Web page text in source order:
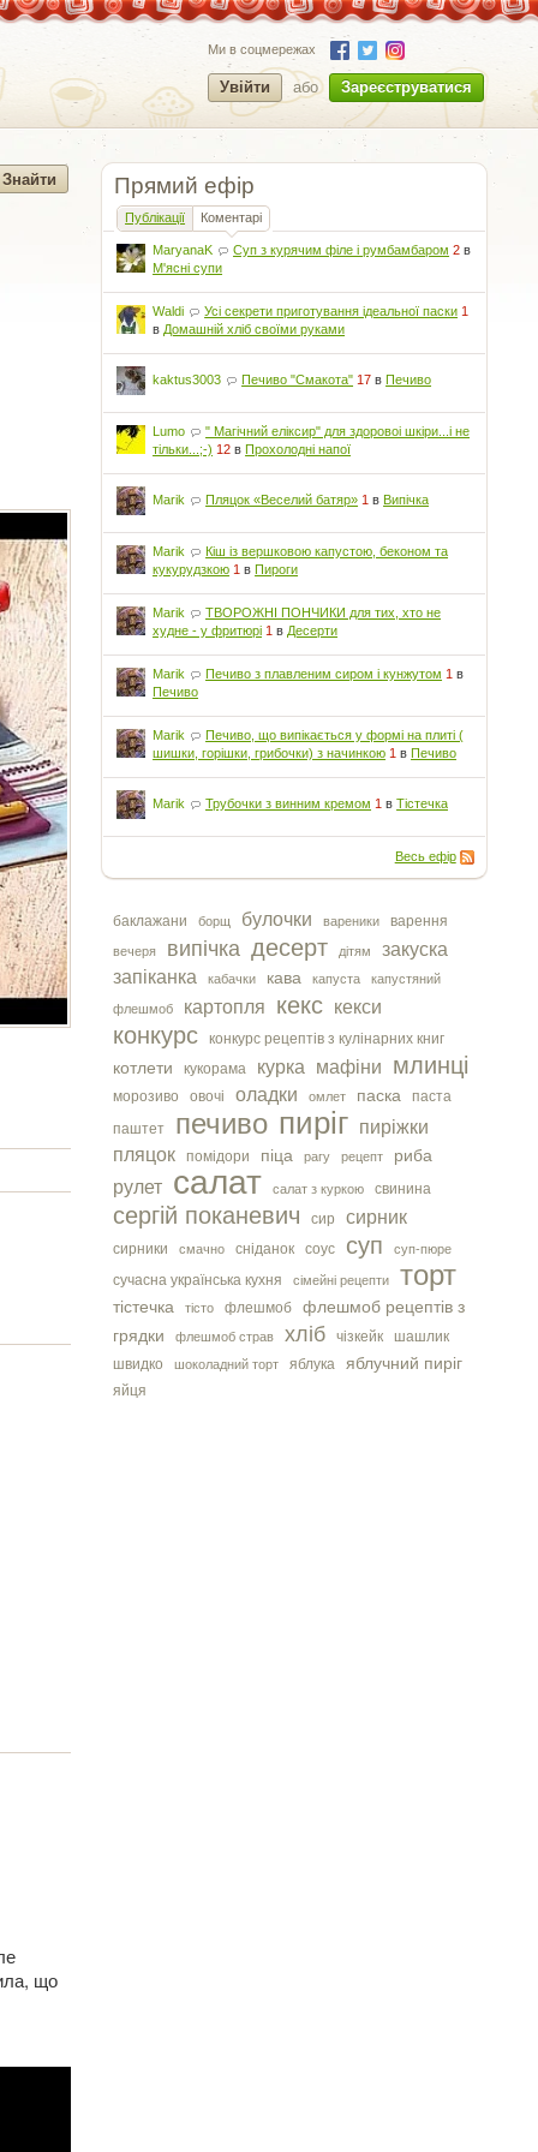
Ми в соцмережах
Увійти або Зареєструватися
Прямий ефір
Публікації Коментарі
MaryanaK Суп з курячим філе і румбамбаром 2 в
М'ясні супи
Waldi Усі секрети приготування ідеальної паски 1
в Домашній хліб своїми руками
kaktus3003 Печиво "Смакота" 17 вПечиво
Lumo
" Магічний еліксир" для здоровоі шкіри...і не
тільки...;-) 12 вПрохолодні напої
Marik Пляцок «Веселий батяр» 1 вВипічка
Marik
Кіш із вершковою капустою, беконом та
кукурудзкою 1 вПироги
Marik
ТВОРОЖНІ ПОНЧИКИ для тих, хто не
худне - у фритюрі 1 в Десерти
Marik Печиво з плавленим сиром і кунжутом 1 в
Печиво
Marik
Печиво, що випікається у формі на плиті (
шишки, горішки, грибочки) з начинкою 1 вПечиво
Marik Трубочки з винним кремом 1 вТістечка
Весь ефір
баклажани борщ булочки вареники варення
вечеря випічка десерт дітям
закуска
запіканка
кабачки кава капуста капустяний
флешмоб картопля кекс кекси
конкурс конкурс рецептів з кулінарних книг
котлети кукорама курка мафіни млинці
морозиво овочі оладки омлет паска
паста
паштет
печиво пиріг пиріжки
пляцок
помідори піца рагу рецепт риба
рулет салат салат з куркою свинина
сергiй поканевич сир сирник
сирники смачно сніданок соус суп суп-пюре
сучасна українська кухня сімейні рецепти торт
тістечка тісто флешмоб
флешмоб рецептів з
грядки
флешмоб страв хліб чізкейк
шашлик
швидко
шоколадний торт яблука яблучний пиріг
яйця
що